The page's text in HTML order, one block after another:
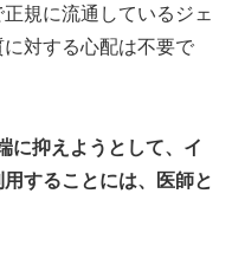
規に流通しているジェ
対する心配は不要で
に抑えようとして、イ
することには、医師と